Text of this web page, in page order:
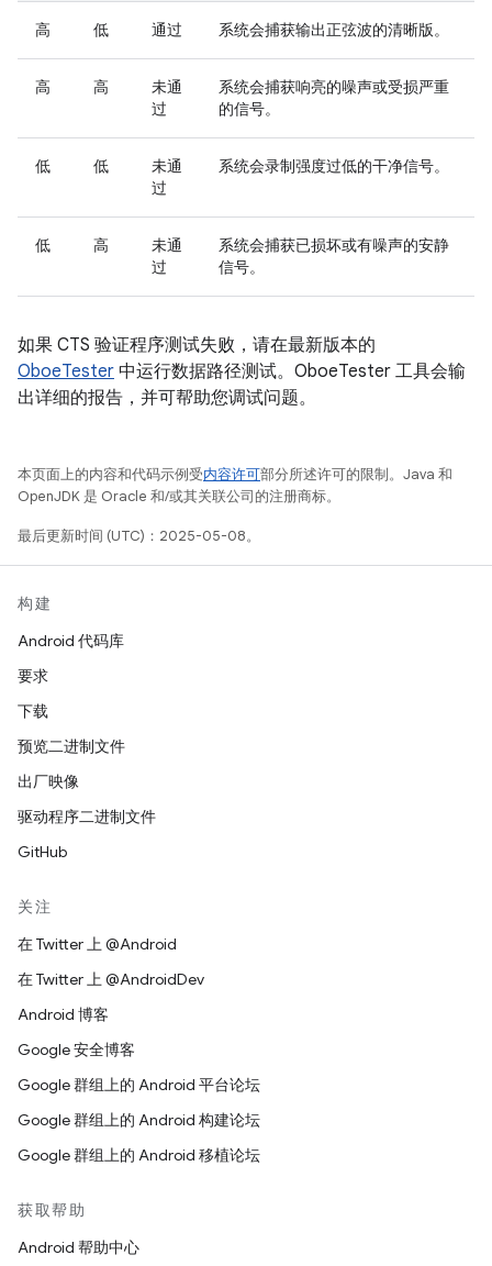
高 低 通过 系统会捕获输出正弦波的清晰版。
高 高
未通
过
系统会捕获响亮的噪声或受损严重
的信号。
低 低
未通
过
系统会录制强度过低的干净信号。
低 高
未通
过
系统会捕获已损坏或有噪声的安静
信号。
如果 CTS 验证程序测试失败，请在最新版本的
OboeTester 中运行数据路径测试。OboeTester 工具会输
出详细的报告，并可帮助您调试问题。
本页面上的内容和代码示例受内容许可部分所述许可的限制。Java 和
OpenJDK 是 Oracle 和/或其关联公司的注册商标。
最后更新时间 (UTC)：2025-05-08。
构建
Android 代码库
要求
下载
预览二进制文件
出厂映像
驱动程序二进制文件
GitHub
关注
在 Twitter 上 @Android
在 Twitter 上 @AndroidDev
Android 博客
Google 安全博客
Google 群组上的 Android 平台论坛
Google 群组上的 Android 构建论坛
Google 群组上的 Android 移植论坛
获取帮助
Android 帮助中心